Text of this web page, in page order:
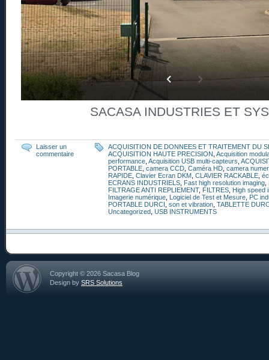
SACASA INDUSTRIES ET
Laisser un
commentaire
ACQUISITION DE DONNEES ET TRAITEMENT DU
ACQUISITION HAUTE PRECISION Acquisition
performance Acquisition USB multi-capteurs
PORTABLE camera CCD Caméra HD camera
RAPIDE Clavier Ecran DKM CLAVIER RACKABLE
ECRANS INDUSTRIELS
Fast high resolution imaging
FILTRAGE ANTI REPLIEMENT, FILTRES
High speed
Imagerie numérique
Logiciel de Test et Mesure
PC
PORTABLE DURCI
son et vibration TABLETTE
Uncategorized USB INSTRUMENTS
Copyright © 2026 Sacasa Blog
Design by SRS Solutions